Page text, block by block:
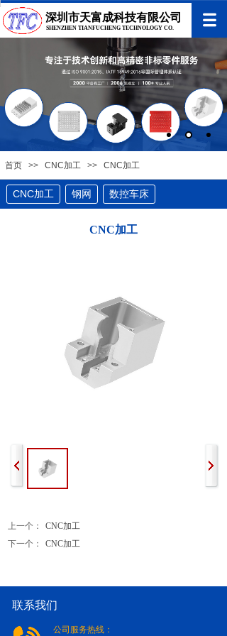
深圳市天富成科技有限公司
SHENZHEN TIANFUCHENG TECHNOLOGY CO.
首页 >> CNC加工 >> CNC加工
CNC加工 钢网 数控车床
CNC加工
上一个：
CNC加工
下一个：
CNC加工
公司服务热线：
联系我们